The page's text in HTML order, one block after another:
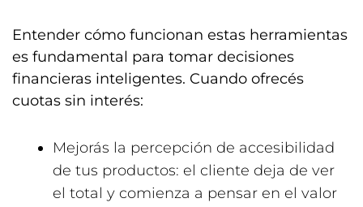
Entender cómo funcionan estas herramientas
es fundamental para tomar decisiones
financieras inteligentes. Cuando ofrecés
cuotas sin interés:
Mejorás la percepción de accesibilidad
de tus productos: el cliente deja de ver
el total y comienza a pensar en el valor